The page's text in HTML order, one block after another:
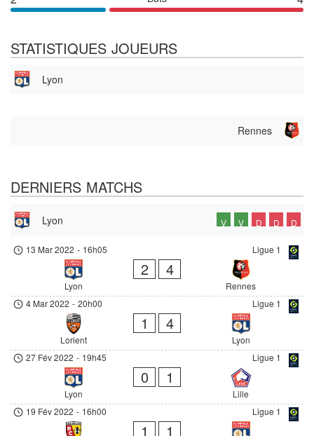
STATISTIQUES JOUEURS
Lyon
Rennes
DERNIERS MATCHS
Lyon V V D D D
Ligue 1
13 Mar 2022 - 16h05
Lyon
2 4
Rennes
Ligue 1
4 Mar 2022 - 20h00
Lorient
1 4
Lyon
Ligue 1
27 Fév 2022 - 19h45
Lyon
0 1
Lille
Ligue 1
19 Fév 2022 - 16h00
1 1